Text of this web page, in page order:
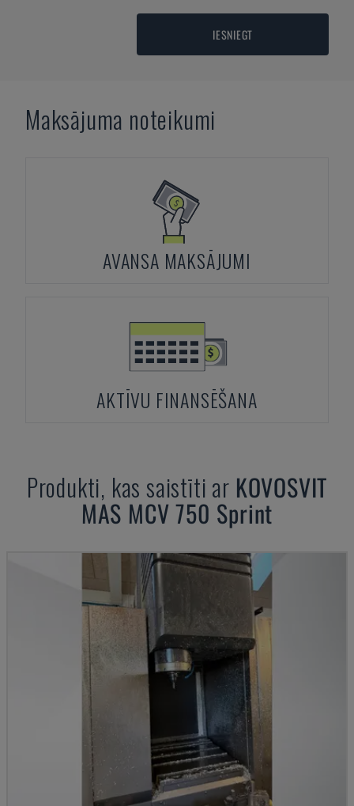
IESNIEGT
Maksājuma noteikumi
AVANSA MAKSĀJUMI
AKTĪVU FINANSĒŠANA
Produkti, kas saistīti ar KOVOSVIT
MAS MCV 750 Sprint